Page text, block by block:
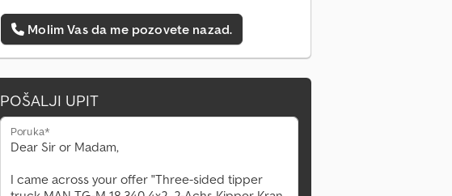
Molim Vas da me pozovete nazad.
POŠALJI UPIT
Poruka*